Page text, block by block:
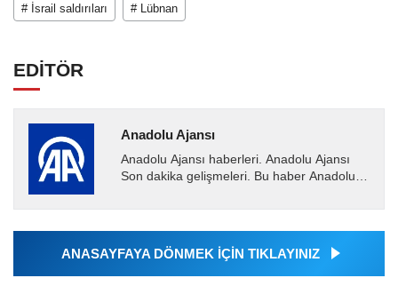
# İsrail saldırıları # Lübnan
EDİTÖR
Anadolu Ajansı
Anadolu Ajansı haberleri. Anadolu Ajansı
Son dakika gelişmeleri. Bu haber Anadolu
Ajansı tarafından...
ANASAYFAYA DÖNMEK İÇİN TIKLAYINIZ